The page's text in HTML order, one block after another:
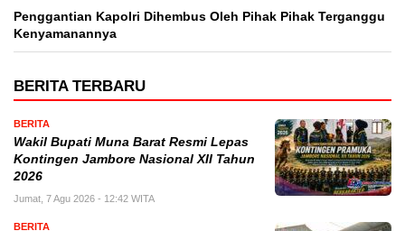
Penggantian Kapolri Dihembus Oleh Pihak Pihak Terganggu
Kenyamanannya
BERITA TERBARU
BERITA
Wakil Bupati Muna Barat Resmi Lepas
Kontingen Jambore Nasional XII Tahun
2026
Jumat, 7 Agu 2026 - 12:42 WITA
BERITA